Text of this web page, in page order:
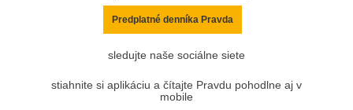
Predplatné denníka Pravda
sledujte naše sociálne siete
stiahnite si aplikáciu a čítajte Pravdu pohodlne aj v
mobile